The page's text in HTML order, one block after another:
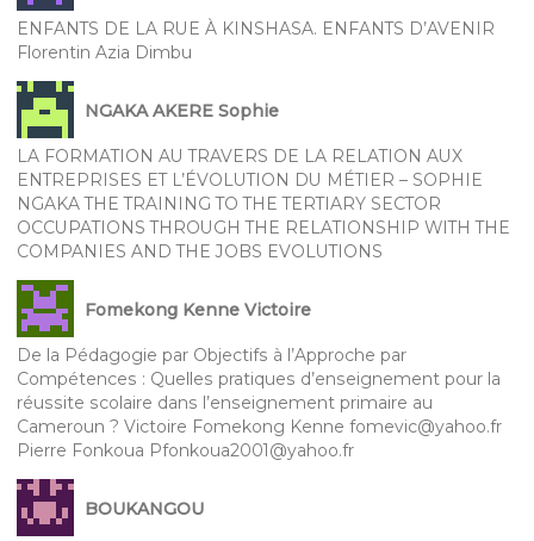
ENFANTS DE LA RUE À KINSHASA. ENFANTS D’AVENIR
Florentin Azia Dimbu
NGAKA AKERE Sophie
LA FORMATION AU TRAVERS DE LA RELATION AUX
ENTREPRISES ET L’ÉVOLUTION DU MÉTIER – SOPHIE
NGAKA THE TRAINING TO THE TERTIARY SECTOR
OCCUPATIONS THROUGH THE RELATIONSHIP WITH THE
COMPANIES AND THE JOBS EVOLUTIONS
Fomekong Kenne Victoire
De la Pédagogie par Objectifs à l’Approche par
Compétences : Quelles pratiques d’enseignement pour la
réussite scolaire dans l’enseignement primaire au
Cameroun ? Victoire Fomekong Kenne fomevic@yahoo.fr
Pierre Fonkoua Pfonkoua2001@yahoo.fr
BOUKANGOU